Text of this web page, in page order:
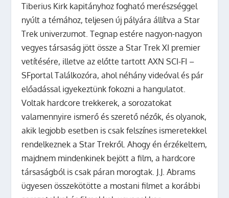
Tiberius Kirk kapitányhoz fogható merészséggel
nyúlt a témához, teljesen új pályára állítva a Star
Trek univerzumot. Tegnap estére nagyon-nagyon
vegyes társaság jött össze a Star Trek XI premier
vetítésére, illetve az előtte tartott AXN SCI-FI –
SFportal Találkozóra, ahol néhány videóval és pár
előadással igyekeztünk fokozni a hangulatot.
Voltak hardcore trekkerek, a sorozatokat
valamennyire ismerő és szerető nézők, és olyanok,
akik legjobb esetben is csak felszínes ismeretekkel
rendelkeznek a Star Trekről. Ahogy én érzékeltem,
majdnem mindenkinek bejött a film, a hardcore
társaságból is csak páran morogtak. J.J. Abrams
ügyesen összekötötte a mostani filmet a korábbi